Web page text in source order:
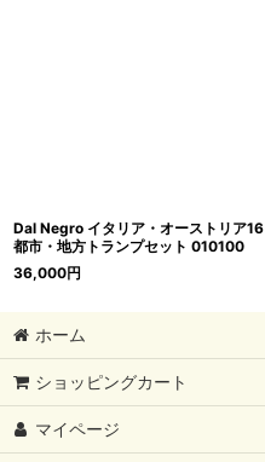
Dal Negro イタリア・オーストリア16
都市・地方トランプセット 010100
36,000円
ホーム
ショッピングカート
マイページ